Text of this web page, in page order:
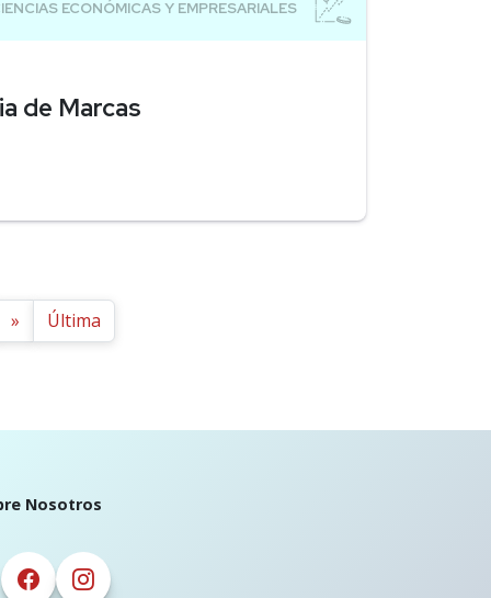
de Marcas
» Última
Nosotros